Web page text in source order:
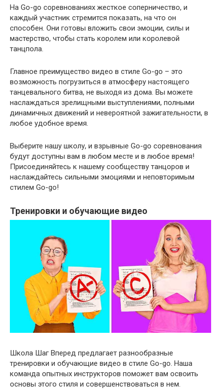
На Go-go соревнованиях жесткое соперничество, и
каждый участник стремится показать, на что он
способен. Они готовы вложить свои эмоции, силы и
мастерство, чтобы стать королем или королевой
танцпола.
Главное преимущество видео в стиле Go-go – это
возможность погрузиться в атмосферу настоящего
танцевального битва, не выходя из дома. Вы можете
наслаждаться зрелищными выступлениями, полными
динамичных движений и невероятной зажигательности, в
любое удобное время.
Выберите нашу школу, и взрывные Go-go соревнования
будут доступны вам в любом месте и в любое время!
Присоединяйтесь к нашему сообществу танцоров и
наслаждайтесь сильными эмоциями и неповторимым
стилем Go-go!
Тренировки и обучающие видео
Школа Шаг Вперед предлагает разнообразные
тренировки и обучающие видео в стиле Go-go. Наша
команда опытных инструкторов поможет вам освоить
основы этого стиля и совершенствоваться в нем.